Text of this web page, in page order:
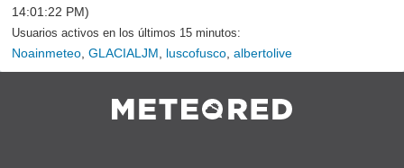
14:01:22 PM)
Usuarios activos en los últimos 15 minutos:
Noainmeteo GLACIALJM luscofusco albertolive